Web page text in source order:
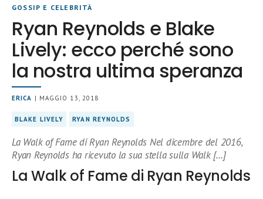
GOSSIP E CELEBRITÀ
Ryan Reynolds e Blake
Lively: ecco perché sono
la nostra ultima speranza
ERICA | MAGGIO 13, 2018
BLAKE LIVELY RYAN REYNOLDS
La Walk of Fame di Ryan Reynolds Nel dicembre del 2016,
Ryan Reynolds ha ricevuto la sua stella sulla Walk […]
La Walk of Fame di Ryan Reynolds